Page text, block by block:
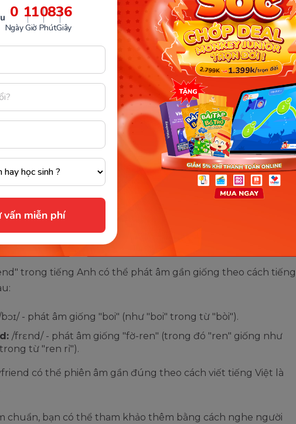
0
Ngày
11
Giờ
08
Phút
35
Giây
vấn miễn phí
nói về mối quan hệ tình cảm hơn là bạn bè. (ảnh: Sưu tầm internet)
Đặt biệt danh tiếng anh cho người yêu ngọt ngào
nhất với 300 cái tên
phát âm từ vựng bạn trai trong tiếng
trong tiếng Anh có thể phát âm gần giống theo cách tiếng
- phát âm giống "boi" (như "boi" trong từ "bòi").
/frɛnd/ - phát âm giống "fờ-ren" (trong đó "ren" giống như
từ "ren rỉ").
có thể phiên âm gần đúng theo cách viết tiếng Việt là
chuẩn, bạn có thể tham khảo thêm bằng cách nghe người